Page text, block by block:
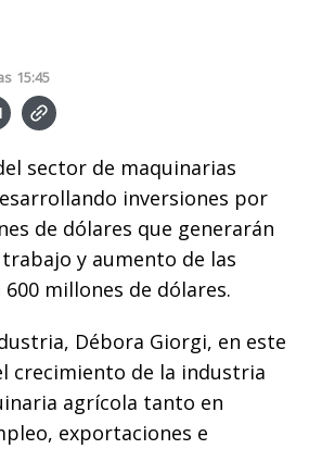
15:45
sector de maquinarias
inversiones por
de dólares que generarán
y aumento de las
millones de dólares.
Débora Giorgi, en este
crecimiento de la industria
agrícola tanto en
exportaciones e